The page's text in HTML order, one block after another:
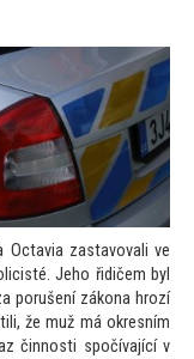
Octavia zastavovali ve
Jeho řidičem byl
porušení zákona hrozí
že muž má okresním
činnosti spočívající v